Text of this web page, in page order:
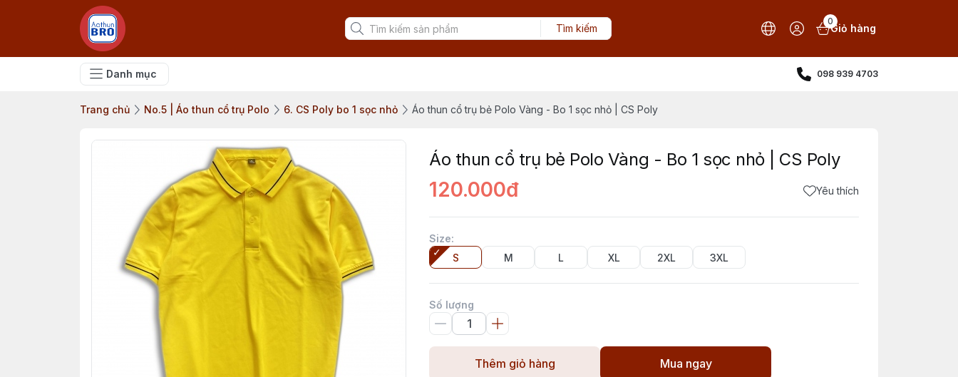
Tìm kiếm
0
Giỏ hàng
Danh mục 098 939 4703
Trang chủ No.5 | Áo thun cổ trụ Polo 6. CS Poly bo 1 sọc nhỏ Áo thun cổ trụ bẻ Polo Vàng - Bo 1 sọc nhỏ | CS Poly
Áo thun cổ trụ bẻ Polo Vàng - Bo 1 sọc nhỏ | CS Poly
120.000đ Yêu thích
Size:
S
M L XL 2XL 3XL
Số lượng
Thêm giỏ hàng Mua ngay